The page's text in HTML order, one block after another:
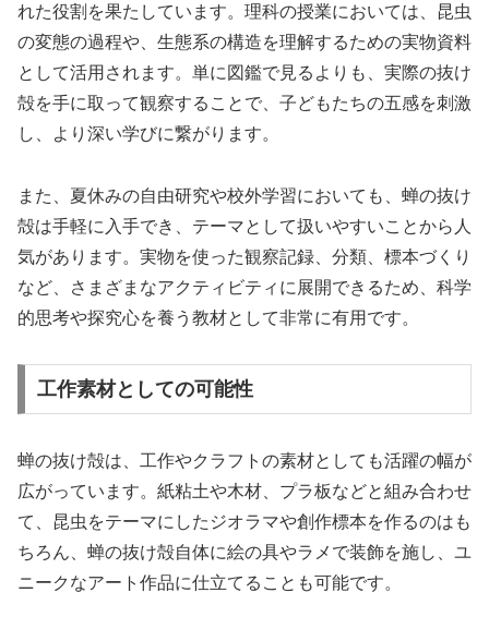
れた役割を果たしています。理科の授業においては、昆虫
の変態の過程や、生態系の構造を理解するための実物資料
として活用されます。単に図鑑で見るよりも、実際の抜け
殻を手に取って観察することで、子どもたちの五感を刺激
し、より深い学びに繋がります。
また、夏休みの自由研究や校外学習においても、蝉の抜け
殻は手軽に入手でき、テーマとして扱いやすいことから人
気があります。実物を使った観察記録、分類、標本づくり
など、さまざまなアクティビティに展開できるため、科学
的思考や探究心を養う教材として非常に有用です。
工作素材としての可能性
蝉の抜け殻は、工作やクラフトの素材としても活躍の幅が
広がっています。紙粘土や木材、プラ板などと組み合わせ
て、昆虫をテーマにしたジオラマや創作標本を作るのはも
ちろん、蝉の抜け殻自体に絵の具やラメで装飾を施し、ユ
ニークなアート作品に仕立てることも可能です。